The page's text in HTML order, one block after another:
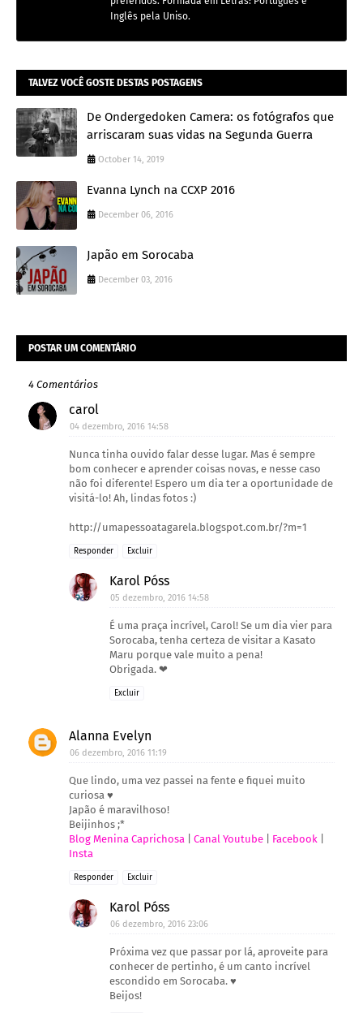
Inglês pela Uniso.
TALVEZ VOCÊ GOSTE DESTAS POSTAGENS
De Ondergedoken Camera: os fotógrafos que
arriscaram suas vidas na Segunda Guerra
October 14, 2019
Evanna Lynch na CCXP 2016
December 06, 2016
Japão em Sorocaba
December 03, 2016
POSTAR UM COMENTÁRIO
4 Comentários
carol
04 dezembro, 2016 14:58
Nunca tinha ouvido falar desse lugar. Mas é sempre
bom conhecer e aprender coisas novas, e nesse caso
não foi diferente! Espero um dia ter a oportunidade de
visitá-lo! Ah, lindas fotos :)
http://umapessoatagarela.blogspot.com.br/?m=1
Responder Excluir
Karol Póss
05 dezembro, 2016 14:58
É uma praça incrível, Carol! Se um dia vier para
Sorocaba, tenha certeza de visitar a Kasato
Maru porque vale muito a pena!
Obrigada. ❤
Excluir
Alanna Evelyn
06 dezembro, 2016 11:19
Que lindo, uma vez passei na fente e fiquei muito
curiosa ♥
Japão é maravilhoso!
Beijinhos ;*
Blog Menina Caprichosa
Canal Youtube Facebook
Insta
Responder Excluir
Karol Póss
06 dezembro, 2016 23:06
Próxima vez que passar por lá, aproveite para
conhecer de pertinho, é um canto incrível
escondido em Sorocaba. ♥
Beijos!